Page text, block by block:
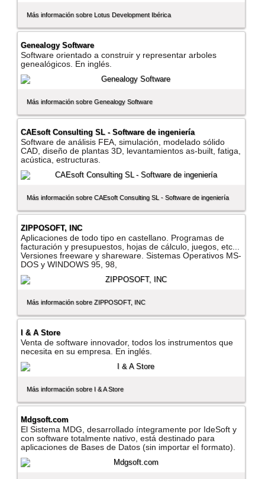
Más información sobre Lotus Development Ibérica
Genealogy Software
Software orientado a construir y representar arboles
genealógicos. En inglés.
Más información sobre Genealogy Software
CAEsoft Consulting SL - Software de ingenierí­a
Software de análisis FEA, simulación, modelado sólido
CAD, diseño de plantas 3D, levantamientos as-built, fatiga,
acústica, estructuras.
Más información sobre CAEsoft Consulting SL - Software de ingenierí­a
ZIPPOSOFT, INC
Aplicaciones de todo tipo en castellano. Programas de
facturación y presupuestos, hojas de cálculo, juegos, etc...
Versiones freeware y shareware. Sistemas Operativos MS-
DOS y WINDOWS 95, 98,
Más información sobre ZIPPOSOFT, INC
I & A Store
Venta de software innovador, todos los instrumentos que
necesita en su empresa. En inglés.
Más información sobre I & A Store
Mdgsoft.com
El Sistema MDG, desarrollado í­ntegramente por IdeSoft y
con software totalmente nativo, está destinado para
aplicaciones de Bases de Datos (sin importar el formato).